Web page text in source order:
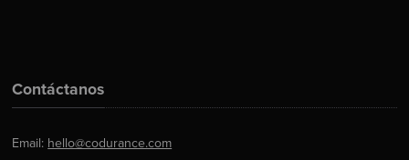
Contáctanos
Email: hello@codurance.com